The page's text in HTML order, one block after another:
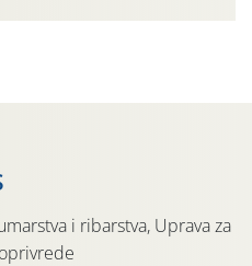
i ribarstva, Uprava za